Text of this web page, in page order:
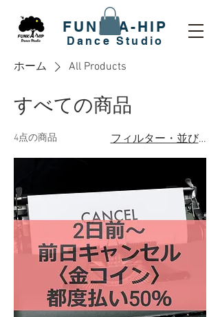
FUNK-A-HIP
​Dance Studio
ホーム All Products
すべての商品
4点の商品 フィルター・並び替え